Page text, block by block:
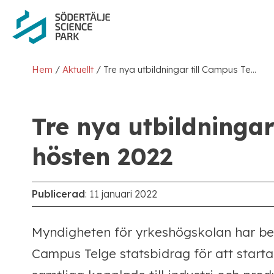
Hem / Aktuellt / Tre nya utbildningar till Campus Telge hösten 2022
Tre nya
hösten 2022
Publicerad: 11 januari 2022
Myndigheten för yrkeshögskolan har
Campus Telge statsbidrag för att